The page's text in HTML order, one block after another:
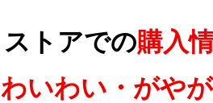
ストアでの購入
わいわい・がや